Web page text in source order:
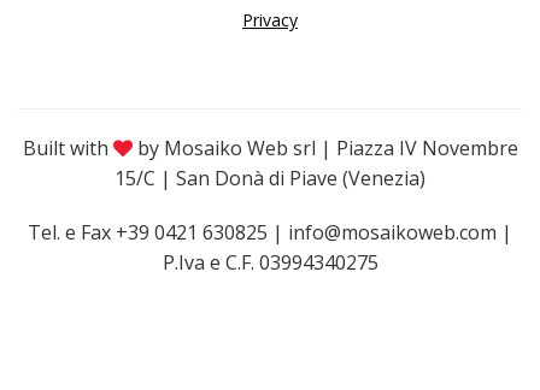
Privacy
Built with
by Mosaiko Web srl | Piazza IV Novembre
15/C | San Donà di Piave (Venezia)
Tel. e Fax +39 0421 630825 | info@mosaikoweb.com |
P.Iva e C.F. 03994340275